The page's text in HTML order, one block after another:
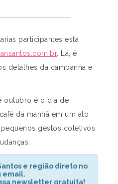
participantes está
. Lá, é
detalhes da campanha e
outubro é o dia de
da manhã em um ato
gestos coletivos
e região direto no
email.
newsletter gratuita!